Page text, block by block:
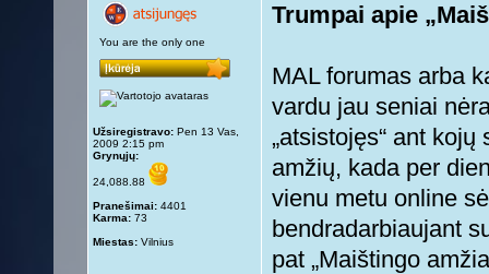
You are the only one
Užsiregistravo: Pen 13 Vas,
2009 2:15 pm
Grynųjų:
24,088.88
Pranešimai: 4401
Karma: 73
Miestas: Vilnius
Trumpai apie
MAL forumas arba
vardu jau seniai
„atsistojęs“ ant
amžių, kada per
vienu metu online
bendradarbiaujant
pat „Maištingo